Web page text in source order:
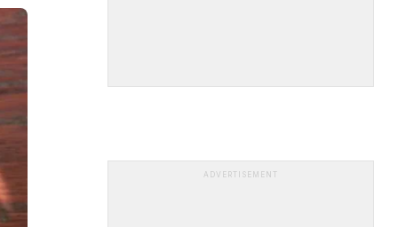
ADVERTISEMENT